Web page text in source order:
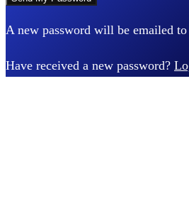
A new password will be emailed
Have received a new password?